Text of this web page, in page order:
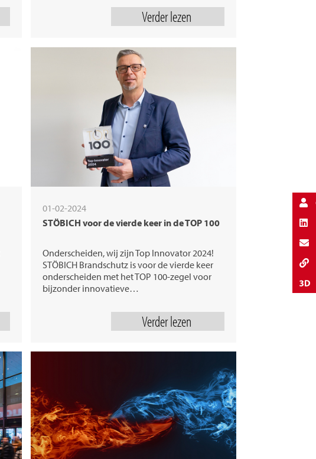
Verder lezen
01-02-2024
STÖBICH voor de vierde keer in de TOP 100
Onderscheiden, wij zijn Top Innovator 2024!
STÖBICH Brandschutz is voor de vierde keer
onderscheiden met het TOP 100-zegel voor
bijzonder innovatieve…
Verder lezen